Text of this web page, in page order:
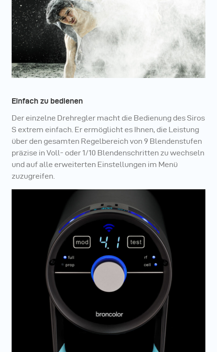
Einfach zu bedienen
Der einzelne Drehregler macht die Bedienung des Siros
S extrem einfach. Er ermöglicht es Ihnen, die Leistung
über den gesamten Regelbereich von 9 Blendenstufen
präzise in Voll- oder 1/10 Blendenschritten zu wechseln
und auf alle erweiterten Einstellungen im Menü
zuzugreifen.